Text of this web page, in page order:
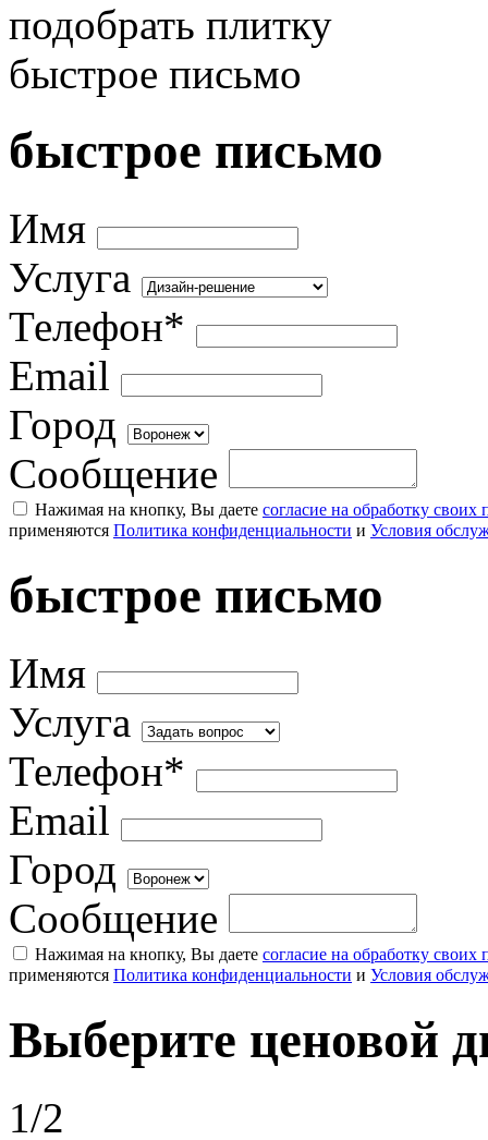
подобрать плитку
быстрое письмо
быстрое письмо
Имя
Услуга
Телефон*
Email
Город
Сообщение
Нажимая на кнопку, Вы даете согласие на обработку
применяются Политика конфиденциальности и Условия
быстрое письмо
Имя
Услуга
Телефон*
Email
Город
Сообщение
Нажимая на кнопку, Вы даете согласие на обработку
применяются Политика конфиденциальности и Условия
Выберите ценовой
1/2